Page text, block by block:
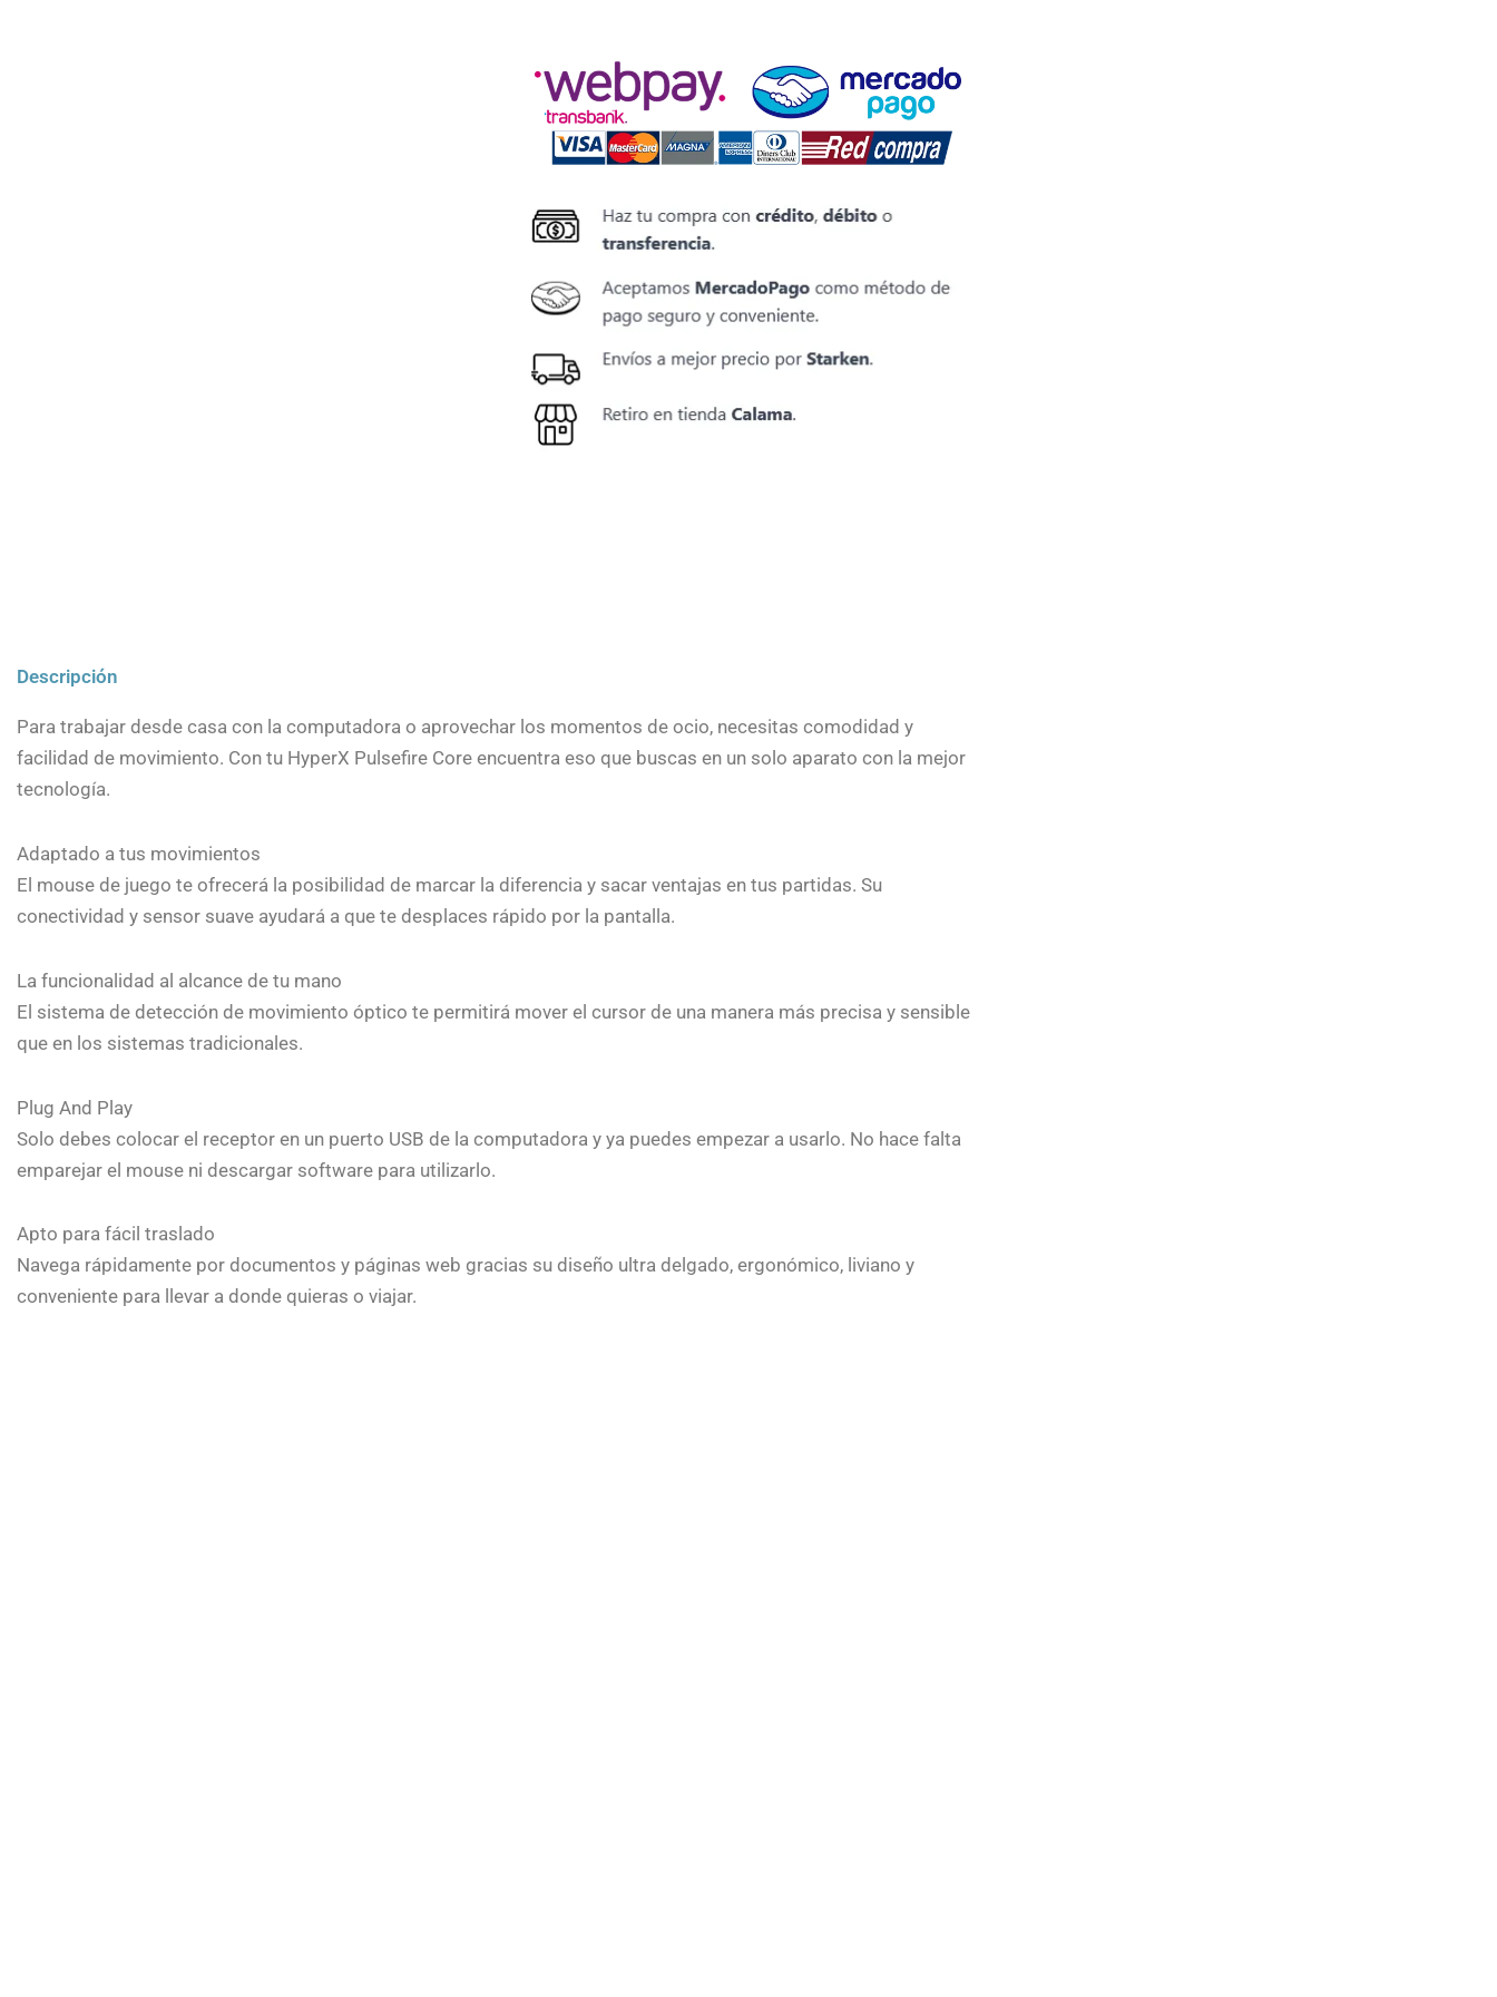
Descripción
Para trabajar desde casa con la computadora o aprovechar los momentos de ocio, necesitas comodidad y
facilidad de movimiento. Con tu HyperX Pulsefire Core encuentra eso que buscas en un solo aparato con la mejor
tecnología.
Adaptado a tus movimientos
El mouse de juego te ofrecerá la posibilidad de marcar la diferencia y sacar ventajas en tus partidas. Su
conectividad y sensor suave ayudará a que te desplaces rápido por la pantalla.
La funcionalidad al alcance de tu mano
El sistema de detección de movimiento óptico te permitirá mover el cursor de una manera más precisa y sensible
que en los sistemas tradicionales.
Plug And Play
Solo debes colocar el receptor en un puerto USB de la computadora y ya puedes empezar a usarlo. No hace falta
emparejar el mouse ni descargar software para utilizarlo.
Apto para fácil traslado
Navega rápidamente por documentos y páginas web gracias su diseño ultra delgado, ergonómico, liviano y
conveniente para llevar a donde quieras o viajar.